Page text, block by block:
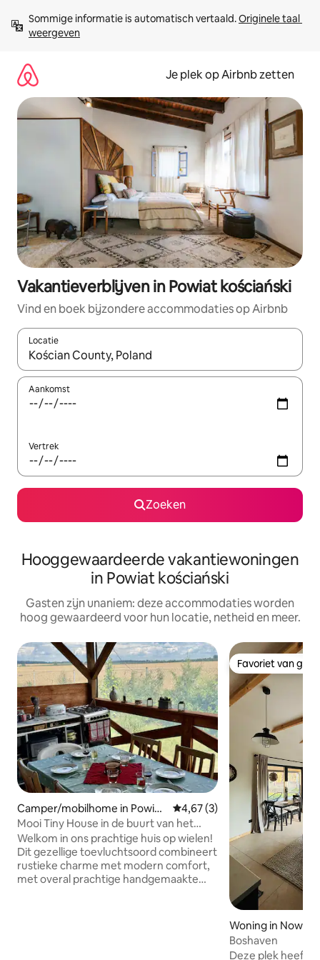
direct
naar
Sommige informatie is automatisch vertaald. Originele taal
weergeven
Je plek op Airbnb zetten
Vakantieverblijven in Powiat kościański
Vind en boek bijzondere accommodaties op Airbnb
Locatie
Wanneer er resultaten beschikbaar zijn, maak je een keuze
Aankomst
Vertrek
Zoeken
Hooggewaardeerde vakantiewoningen
in Powiat kościański
Gasten zijn unaniem: deze accommodaties worden
hoog gewaardeerd voor hun locatie, netheid en meer.
Camper/mobilhome in Powiat
śremski
Gemiddelde beoordeling van
4,67 (3)
Mooi Tiny House in de buurt van het
meer
Welkom in ons prachtige huis op wielen!
Dit gezellige toevluchtsoord combineert
rustieke charme met modern comfort,
met overal prachtige handgemaakte
Favoriet van
Favoriet van
Woning in Nowa
Boshaven
Deze plek heeft